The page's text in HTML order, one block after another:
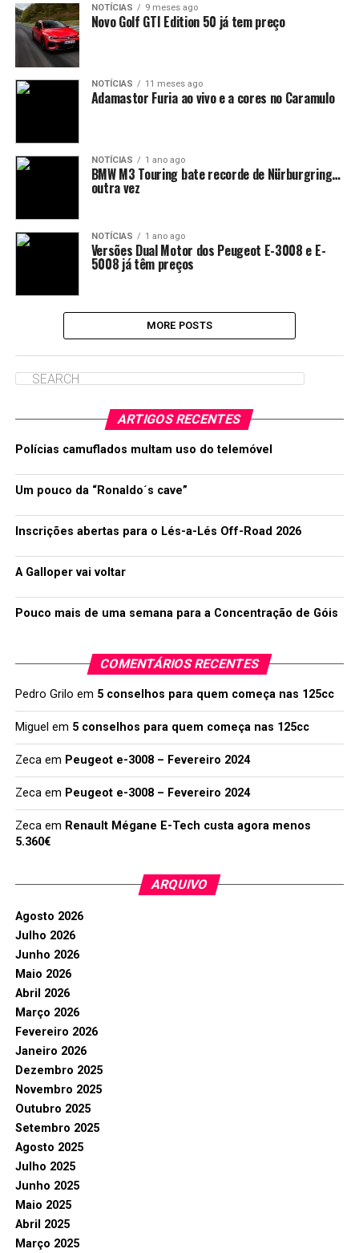
NOTÍCIAS 9 meses ago
Novo Golf GTI Edition 50 já tem preço
NOTÍCIAS 11 meses ago
Adamastor Furia ao vivo e a cores no Caramulo
NOTÍCIAS 1 ano ago
BMW M3 Touring bate recorde de Nürburgring…
outra vez
NOTÍCIAS 1 ano ago
Versões Dual Motor dos Peugeot E-3008 e E-
5008 já têm preços
MORE POSTS
ARTIGOS RECENTES
Polícias camuflados multam uso do telemóvel
Um pouco da “Ronaldo´s cave”
Inscrições abertas para o Lés-a-Lés Off-Road 2026
A Galloper vai voltar
Pouco mais de uma semana para a Concentração de Góis
COMENTÁRIOS RECENTES
Pedro Grilo em 5 conselhos para quem começa nas 125cc
Miguel em 5 conselhos para quem começa nas 125cc
Zecaem Peugeot e-3008 – Fevereiro 2024
Zecaem Peugeot e-3008 – Fevereiro 2024
Zecaem Renault Mégane E-Tech custa agora menos
5.360€
ARQUIVO
Agosto 2026
Julho 2026
Junho 2026
Maio 2026
Abril 2026
Março 2026
Fevereiro 2026
Janeiro 2026
Dezembro 2025
Novembro 2025
Outubro 2025
Setembro 2025
Agosto 2025
Julho 2025
Junho 2025
Maio 2025
Abril 2025
Março 2025